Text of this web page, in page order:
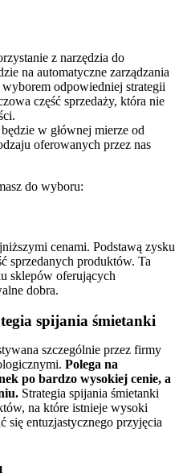
z narzędzia do
na automatyczne zarządzania
odpowiedniej strategii
część sprzedaży, która nie
w głównej mierze od
oferowanych przez nas
do wyboru:
cenami. Podstawą zysku
sprzedanych produktów. Ta
sklepów oferujących
dobra.
spijania śmietanki
szczególnie przez firmy
Polega na
po bardzo wysokiej cenie, a
Strategia spijania śmietanki
na które istnieje wysoki
się entuzjastycznego przyjęcia